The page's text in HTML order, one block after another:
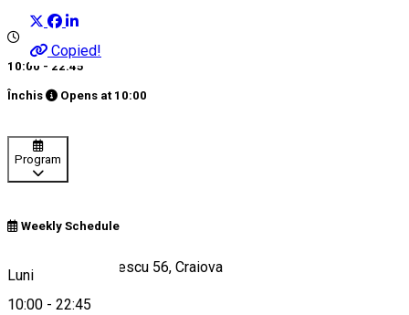
Copied!
10:00 - 22:45
Închis Opens at 10:00
Program
Weekly Schedule
Luni
10:00 - 22:45
Strada George Enescu 56, Craiova